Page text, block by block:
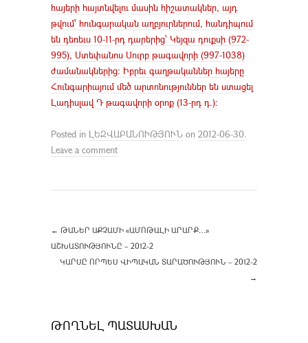
հայերի հայտնվելու մասին հիշատակներ, այդ
թվում՝ հունգարական աղբյուրներում, հանդիպում
են դեռեւս 10-11-րդ դարերից՝ Կեյզա դուքսի (972-
995), Ստեփանոս Սուրբ թագավորի (997-1038)
ժամանակներից: Իբրեւ գաղթականներ հայերը
Հունգարիայում մեծ արտոնություններ են ստացել
Լադիսլավ Դ թագավորի օրոք (13-րդ դ.):
Posted in ԼԵԶՎԱԲԱՆՈՒԹՅՈՒՆ on 2012-06-30.
Leave a comment
← ԹԱՆԵՐ ԱՔՉԱՄԻ «ԱՄՈԹԱԼԻ ԱՐԱՐՔ…»
ԱՇԽԱՏՈՒԹՅՈՒՆԸ – 2012-2
ԿԱՐՍԸ ՈՐՊԵՍ ՎԻՊԱԿԱՆ ՏԱՐԱԾՈՒԹՅՈՒՆ – 2012-2
→
ԹՈՂՆԵԼ ՊԱՏԱՍԽԱՆ